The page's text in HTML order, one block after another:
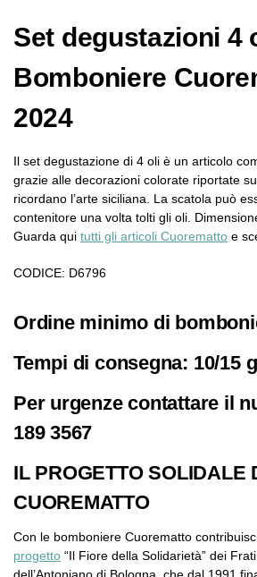
Set degustazioni 4
Bomboniere
2024
Il set degustazione di 4 oli è un articolo
grazie alle decorazioni colorate riportate
ricordano l’arte siciliana. La scatola può
contenitore una volta tolti gli oli.
Guarda qui tutti gli articoli Cuorematto e
CODICE: D6796
Ordine minimo di
Tempi di consegna: 10/15
Per urgenze contattare il
189 3567
IL PROGETTO SOLIDALE
CUOREMATTO
Con le bomboniere Cuorematto
progetto “Il Fiore della Solidarietà” dei